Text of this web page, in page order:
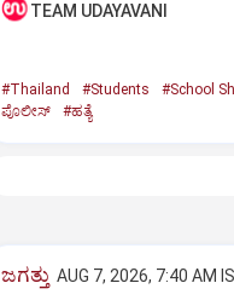
TEAM UDAYAVANI
#Thailand #Students #School
ಪೊಲೀಸ್‌
#ಹತ್ಯೆ
ಜಗತ್ತು AUG 7, 2026, 7:40 AM